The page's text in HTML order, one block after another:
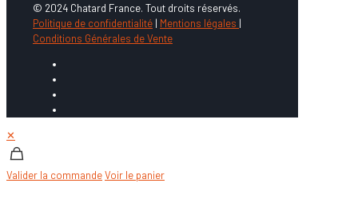
© 2024 Chatard France. Tout droits réservés.
Politique de confidentialité | Mentions légales |
Conditions Générales de Vente
✕
Valider la commandeVoir le panier